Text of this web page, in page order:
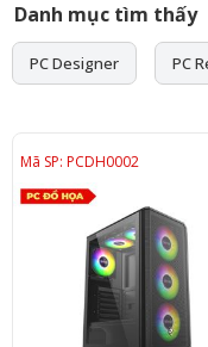
Danh mục tìm thấy
PC Designer PC
Mã SP: PCDH0002